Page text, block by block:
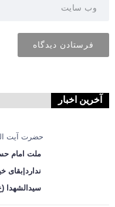
آخرین اخبار
حضرت آیت
ملت امام
ندارد|بقای
سیدالشهدا